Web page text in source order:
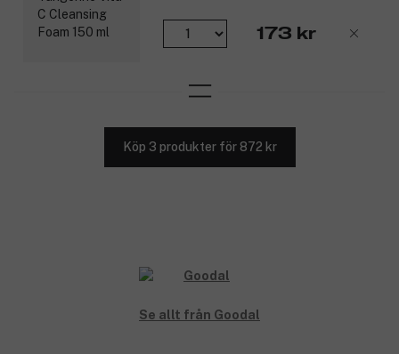
173 kr
Köp 3 produkter för 872 kr
Se allt från Goodal